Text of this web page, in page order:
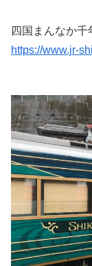
四国まんなか千
https://www.jr-